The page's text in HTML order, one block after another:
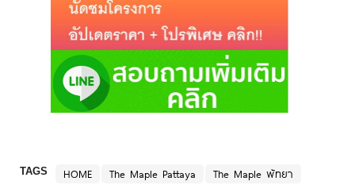
TAGS HOME The Maple Pattaya
The Maple พัทยา